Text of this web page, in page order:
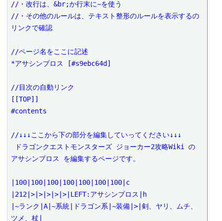
//・改行は、&br;か行末に~を使う
//・その他のルールは、テキスト整形のルールを表示するの
リンクで確認
//ページ名をここに記述
*アサシンブロス [#s9ebc64d]
//目次の自動リンク
[[TOP]]
#contents
//↓↓↓ここから下の部分を編集していってください↓↓↓
アサシンブロス を編集するページです。
|100|100|100|100|100|100|100|c
|212|>|>|>|>|>|LEFT:アサシンブロス|h
|~ランク|A|~系統|ドラゴン系|~装備|>|剣、ヤリ、ムチ、
ツメ、杖|